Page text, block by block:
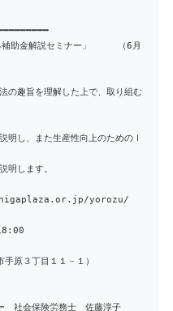
補助金解説セミナー」 （6月
の趣旨を理解した上で、取り組む
し、また生産性向上のためのＩ
明します。
yorozu/
原３丁目１１－１）
社会保険労務士 佐藤淳子